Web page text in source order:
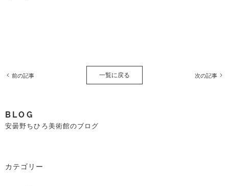
前の記事 一覧に戻る 次の記事
BLOG
安曇野ちひろ美術館のブログ
カテゴリー